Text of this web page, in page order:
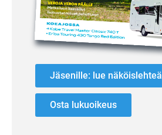
Jäsenille: lue näköislehteä
Osta lukuoikeus